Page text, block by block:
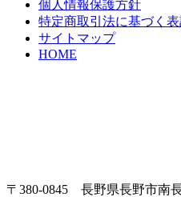
個人情報保護方針
特定商取引法に基づく
サイトマップ
HOME
〒380-0845 長野県長野市南